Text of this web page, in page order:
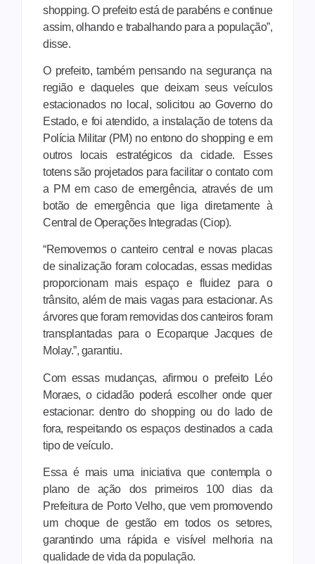
shopping. O prefeito está de parabéns e continue
assim, olhando e trabalhando para a população”,
disse.
O prefeito, também pensando na segurança na
região e daqueles que deixam seus veículos
estacionados no local, solicitou ao Governo do
Estado, e foi atendido, a instalação de totens da
Polícia Militar (PM) no entono do shopping e em
outros locais estratégicos da cidade. Esses
totens são projetados para facilitar o contato com
a PM em caso de emergência, através de um
botão de emergência que liga diretamente à
Central de Operações Integradas (Ciop).
“Removemos o canteiro central e novas placas
de sinalização foram colocadas, essas medidas
proporcionam mais espaço e fluidez para o
trânsito, além de mais vagas para estacionar. As
árvores que foram removidas dos canteiros foram
transplantadas para o Ecoparque Jacques de
Molay.”, garantiu.
Com essas mudanças, afirmou o prefeito Léo
Moraes, o cidadão poderá escolher onde quer
estacionar: dentro do shopping ou do lado de
fora, respeitando os espaços destinados a cada
tipo de veículo.
Essa é mais uma iniciativa que contempla o
plano de ação dos primeiros 100 dias da
Prefeitura de Porto Velho, que vem promovendo
um choque de gestão em todos os setores,
garantindo uma rápida e visível melhoria na
qualidade de vida da população.